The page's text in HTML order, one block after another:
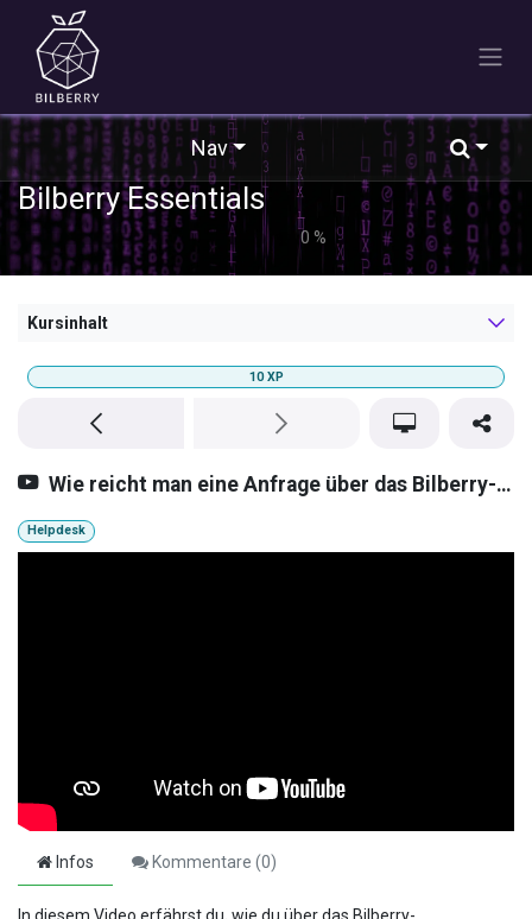
Zum Inhalt springen
Nav
Bilberry Essentials
0 %
Kursinhalt
Wie reicht man eine Anfrage über das Bilberry-Kontaktformular ein?
10 XP
Helpdesk
Infos Kommentare (0)